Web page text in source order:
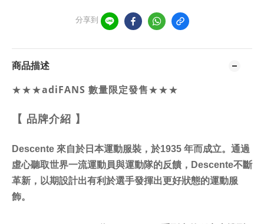
分享到
商品描述
★★★adiFANS 數量限定發售★★★
【 品牌介紹 】
Descente 來自於日本運動服裝，於1935 年而成立。通過
虛心聽取世界一流運動員與運動隊的反饋， Descente不斷
革新，以期設計出有利於選手發揮出更好狀態的運動服
飾。